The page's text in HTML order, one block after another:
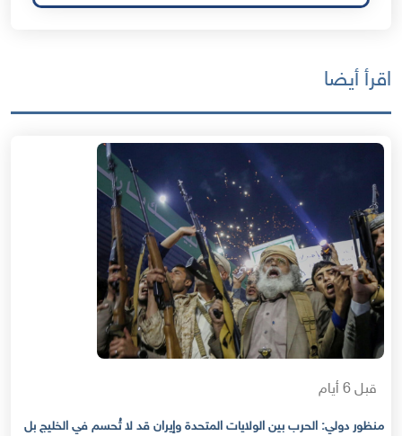
اقرأ أيضا
قبل 6 أيام
منظور دولي: الحرب بين الولايات المتحدة وإيران قد لا تُحسم في الخليج بل